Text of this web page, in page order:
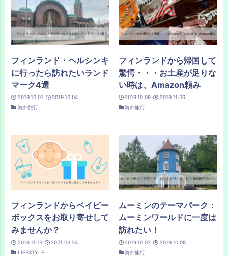
フィンランド・ヘルシンキ
に行ったら訪れたいランド
マーク4選
2019.10.01
2019.10.04
海外旅行
フィンランドから帰国して
驚愕・・・お土産が足りな
い時は、Amazon頼み
2019.10.09
2019.11.06
海外旅行
フィンランドからベイビー
ボックスをお取り寄せして
みませんか？
2018.11.13
2021.03.24
LIFESTYLE
ムーミンのテーマパーク：
ムーミンワールドに一度は
訪れたい！
2019.10.02
2019.10.08
海外旅行